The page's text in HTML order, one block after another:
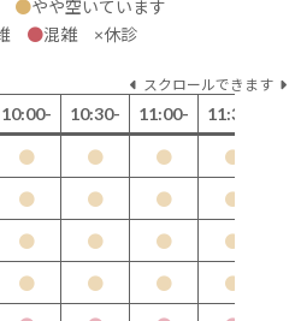
●やや空いています
●混雑 ×休診
スクロールできます
10:00- 10:30- 11:00- 11:30-
● ● ● ●
● ● ● ●
● ● ● ●
● ● ● ●